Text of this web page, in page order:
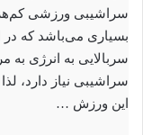
سراشیبی ورزشی
بسیاری می‌باشد که در
سربالایی به انرژی به
سراشیبی نیاز دارد،
این ورزش …